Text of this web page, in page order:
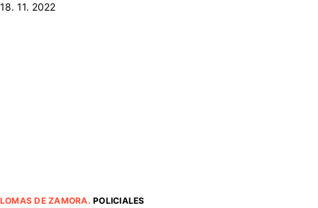
18. 11. 2022
LOMAS DE ZAMORA.POLICIALES